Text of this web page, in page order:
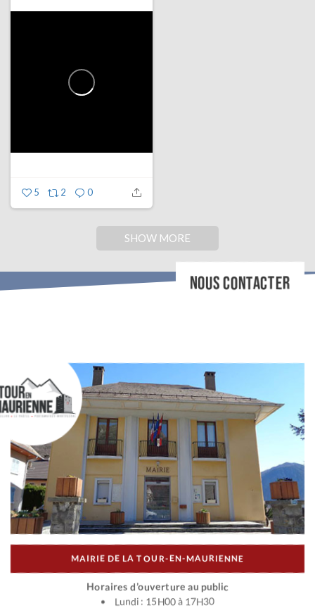
5 2 0
SHOW MORE
NOUS CONTACTER
MAIRIE DE LA TOUR-EN-MAURIENNE
Horaires d’ouverture au public
Lundi : 15H00 à 17H30